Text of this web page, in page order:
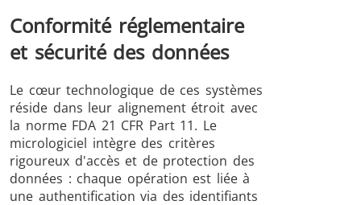
Conformité réglementaire
et sécurité des données
Le cœur technologique de ces systèmes
réside dans leur alignement étroit avec
la norme FDA 21 CFR Part 11. Le
micrologiciel intègre des critères
rigoureux d'accès et de protection des
données : chaque opération est liée à
une authentification via des identifiants